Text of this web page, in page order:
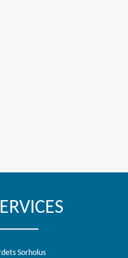
Sorholus